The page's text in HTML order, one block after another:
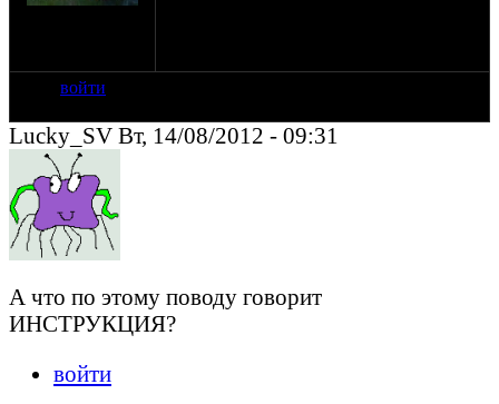
войти
Lucky_SV Вт, 14/08/2012 - 09:31
А что по этому поводу говорит
ИНСТРУКЦИЯ?
войти